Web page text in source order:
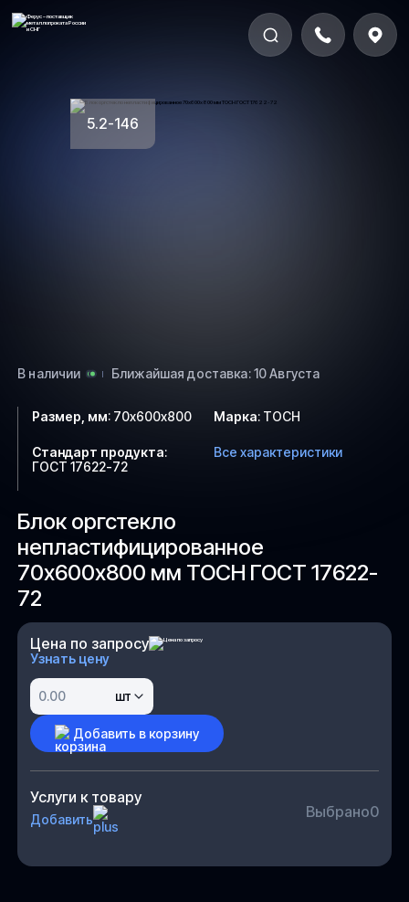
5.2-146
В наличии Ближайшая доставка: 10 Августа
Блок оргстекло
непластифицированное
70х600х800 мм ТОСН ГОСТ 17622-
72
Цена по запросу
Узнать цену
шт
Добавить в корзину
Услуги к товару
Добавить Выбрано0
Размер, мм: 70х600х800 Марка: ТОСН
Стандарт продукта:
ГОСТ 17622-72
Все характеристики